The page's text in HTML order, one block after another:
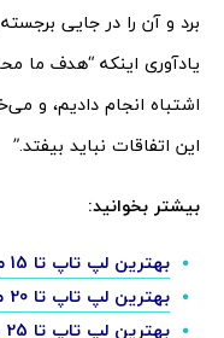
برد و آن را در جایی
یادآوری اینکه “هدف ما
اشتباه انجام دادیم، و
این اتفاقات نباید بیفتد.”
بیشتر بخوانید:
بهترین لپ تاپ تا 15 میلیون تومان
بهترین لپ تاپ تا 20 میلیون تومان
بهترین لپ تاپ تا 25 میلیون تومان